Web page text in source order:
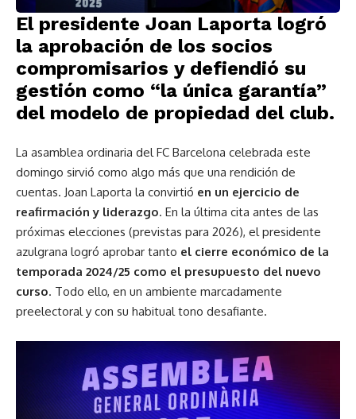
El presidente Joan Laporta logró
la aprobación de los socios
compromisarios y defiendió su
gestión como “la única garantía”
del modelo de propiedad del club.
La asamblea ordinaria del FC Barcelona celebrada este
domingo sirvió como algo más que una rendición de
cuentas. Joan Laporta la convirtió en un ejercicio de
reafirmación y liderazgo. En la última cita antes de las
próximas elecciones (previstas para 2026), el presidente
azulgrana logró aprobar tanto el cierre económico de la
temporada 2024/25 como el presupuesto del nuevo
curso. Todo ello, en un ambiente marcadamente
preelectoral y con su habitual tono desafiante.